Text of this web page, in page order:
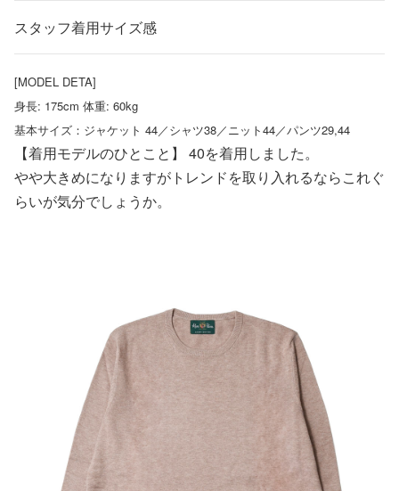
スタッフ着用サイズ感
[MODEL DETA]
身長: 175cm 体重: 60kg
基本サイズ：ジャケット 44／シャツ38／ニット44／パンツ29,44
【着用モデルのひとこと】 40を着用しました。
やや大きめになりますがトレンドを取り入れるならこれぐ
らいが気分でしょうか。